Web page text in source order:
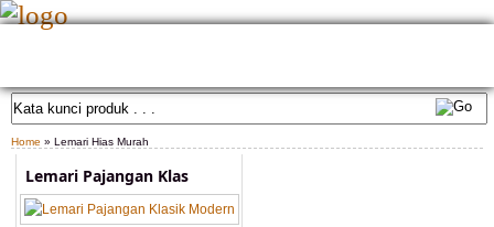
Home » Lemari Hias Murah
Lemari Pajangan Klas